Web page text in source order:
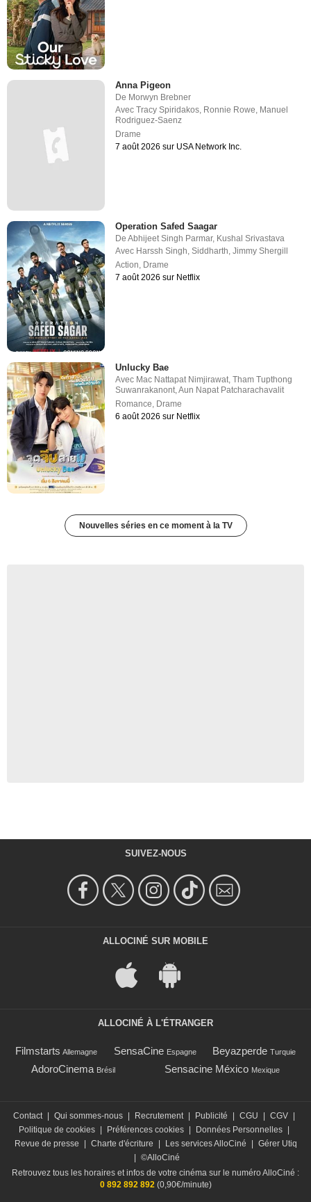
Anna Pigeon
De Morwyn Brebner
AvecTracy Spiridakos Ronnie Rowe Manuel
Rodriguez-Saenz
Drame
7 août 2026 sur USA Network Inc.
Operation Safed Saagar
DeAbhijeet Singh Parmar, Kushal Srivastava
Avec Harssh Singh,Siddharth,Jimmy Shergill
Action, Drame
7 août 2026 sur Netflix
Unlucky Bae
Avec Mac Nattapat Nimjirawat,Tham Tupthong
Suwanrakanont,Aun Napat Patcharachavalit
Romance, Drame
6 août 2026 sur Netflix
Nouvelles séries en ce moment à la TV
SUIVEZ-NOUS
ALLOCINÉ SUR MOBILE
ALLOCINÉ À L'ÉTRANGER
Filmstarts Allemagne SensaCine Espagne Beyazperde Turquie
AdoroCinema Brésil Sensacine México Mexique
Contact | Qui sommes-nous | Recrutement | Publicité | CGU | CGV |
Politique de cookies | Préférences cookies | Données Personnelles |
Revue de presse
| Charte d'écriture | Les services AlloCiné | Gérer Utiq
| ©AlloCiné
Retrouvez tous les horaires et infos de votre cinéma sur le numéro AlloCiné :
0 892 892 892 (0,90€/minute)